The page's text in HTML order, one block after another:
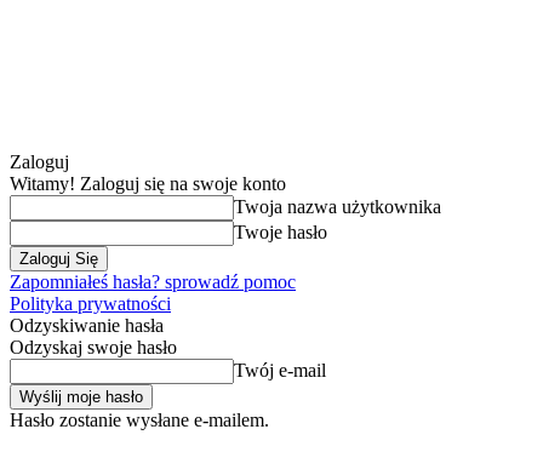
Zaloguj
Witamy! Zaloguj się na swoje konto
Twoja nazwa użytkownika
Twoje hasło
Zapomniałeś hasła? sprowadź pomoc
Polityka prywatności
Odzyskiwanie hasła
Odzyskaj swoje hasło
Twój e-mail
Hasło zostanie wysłane e-mailem.